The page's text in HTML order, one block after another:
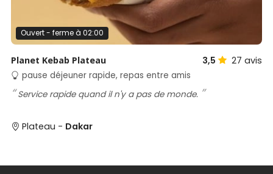
Ouvert - ferme à 02:00
Planet Kebab Plateau 3,5 27 avis
pause déjeuner rapide, repas entre amis
Service rapide quand il n'y a pas de monde.
Plateau - Dakar